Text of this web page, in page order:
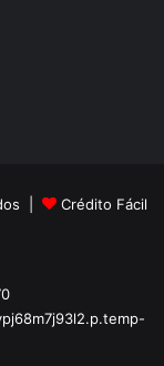
|
Crédito Fácil